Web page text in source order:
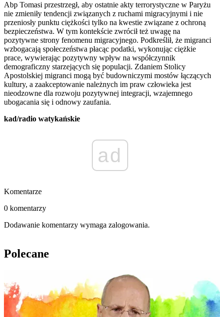
Abp Tomasi przestrzegł, aby ostatnie akty terrorystyczne w Paryżu
nie zmieniły tendencji związanych z ruchami migracyjnymi i nie
przeniosły punktu ciężkości tylko na kwestie związane z ochroną
bezpieczeństwa. W tym kontekście zwrócił też uwagę na
pozytywne strony fenomenu migracyjnego. Podkreślił, że migranci
wzbogacają społeczeństwa płacąc podatki, wykonując ciężkie
prace, wywierając pozytywny wpływ na współczynnik
demograficzny starzejących się populacji. Zdaniem Stolicy
Apostolskiej migranci mogą być budowniczymi mostów łączących
kultury, a zaakceptowanie należnych im praw człowieka jest
nieodzowne dla rozwoju pozytywnej integracji, wzajemnego
ubogacania się i odnowy zaufania.
kad/radio watykańskie
ad
Komentarze
0 komentarzy
Dodawanie komentarzy wymaga zalogowania.
Polecane